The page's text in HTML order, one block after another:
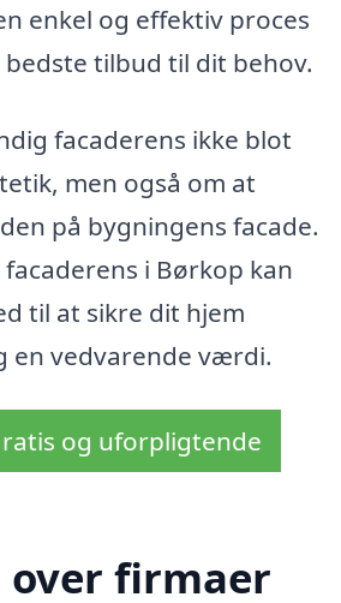
enkel og effektiv proces
tilbud til dit behov.
facaderens ikke blot
men også om at
på bygningens facade.
i Børkop kan
til at sikre dit hjem
en vedvarende værdi.
og uforpligtende
over firmaer